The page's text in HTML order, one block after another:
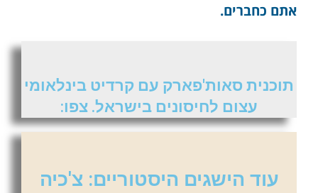
אתם כחברים.
תוכנית סאות'פארק עם קרדיט בינלאומי
עצום לחיסונים בישראל. צפו:
עוד הישגים היסטוריים: צ'כיה